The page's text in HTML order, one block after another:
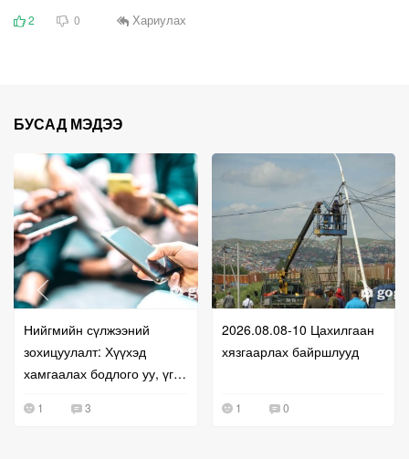
2 0 Хариулах
БУСАД МЭДЭЭ
Нийгмийн сүлжээний
зохицуулалт: Хүүхэд
хамгаалах бодлого уу, үг
оролдлого уу?
1 3
2026.08.08-10 Цахилгаан
хязгаарлах байршлууд
1 0